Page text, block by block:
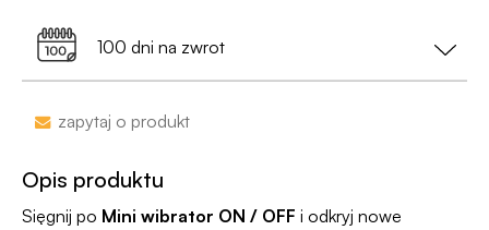
Dyskrecji — jeśli ją naruszymy, zwrócimy Ci
przy zamówieniu za min. 199 zł
100 dni na zwrot
100 dni na zwrot. Sam proces jesy niezwykle
programu Wygodne Zwroty®
zapytaj o produkt
Opis produktu
Sięgnij po Mini wibrator ON / OFF i odkryj nowe